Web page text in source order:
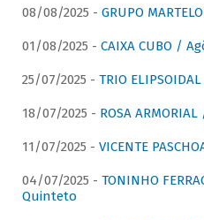
08/08/2025 - GRUPO
01/08/2025 - CAIXA CUBO /
25/07/2025 - TRIO
18/07/2025 - ROSA
11/07/2025 - VICENTE
04/07/2025 - TONINHO
Quinteto